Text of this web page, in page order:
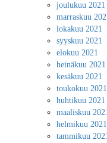
joulukuu 2021
marraskuu
lokakuu 2021
syyskuu 2021
elokuu 2021
heinäkuu 2021
kesäkuu 2021
toukokuu 2021
huhtikuu 2021
maaliskuu
helmikuu 2021
tammikuu